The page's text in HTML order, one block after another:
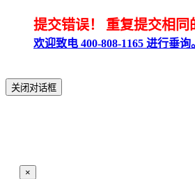
提交错误！ 重复提交相同
欢迎致电 400-808-1165 进行垂询
关闭对话框
×